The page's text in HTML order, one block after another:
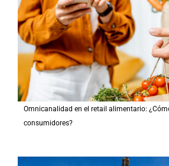
Omnicanalidad en el retail alimentario:
consumidores?